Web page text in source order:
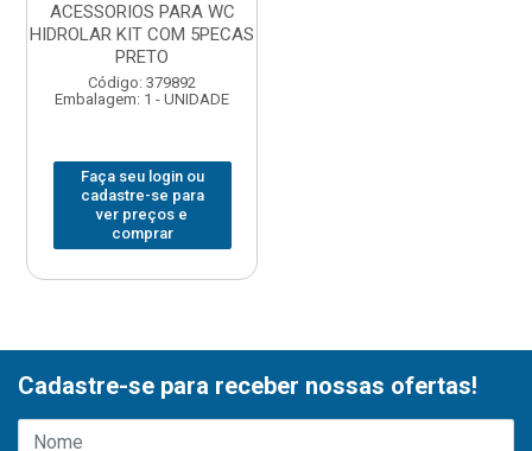
ACESSORIOS PARA WC
HIDROLAR KIT COM 5PECAS
PRETO
Código: 379892
Embalagem: 1 - UNIDADE
Faça seu login ou
cadastre-se para
ver preços e
comprar
Cadastre-se para receber nossas ofertas!